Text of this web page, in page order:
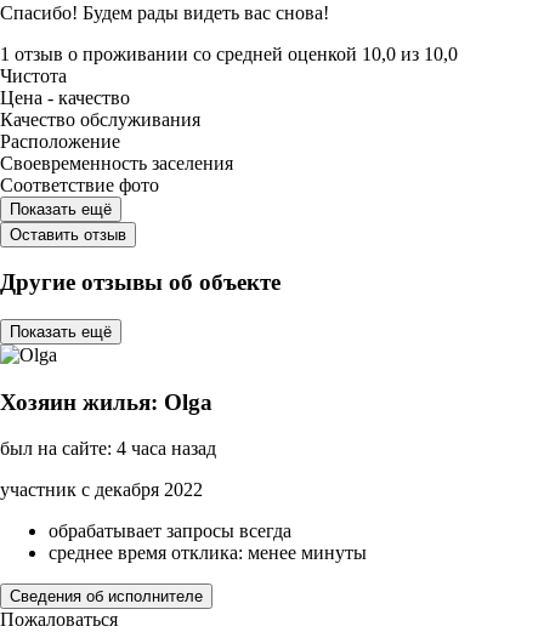
Спасибо! Будем рады видеть вас снова!
1 отзыв о проживании со средней оценкой 10,0 из 10,0
Чистота
Цена - качество
Качество обслуживания
Расположение
Своевременность заселения
Соответствие фото
Показать ещё
Оставить отзыв
Другие отзывы об объекте
Показать ещё
Хозяин жилья: Olga
был на сайте: 4 часа назад
участник с декабря 2022
обрабатывает запросы всегда
среднее время отклика: менее минуты
Сведения об исполнителе
Пожаловаться